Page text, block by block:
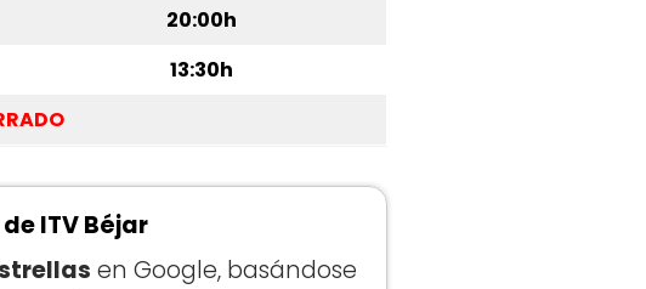
20:00h
13:30h
ITV Béjar
en Google, basándose